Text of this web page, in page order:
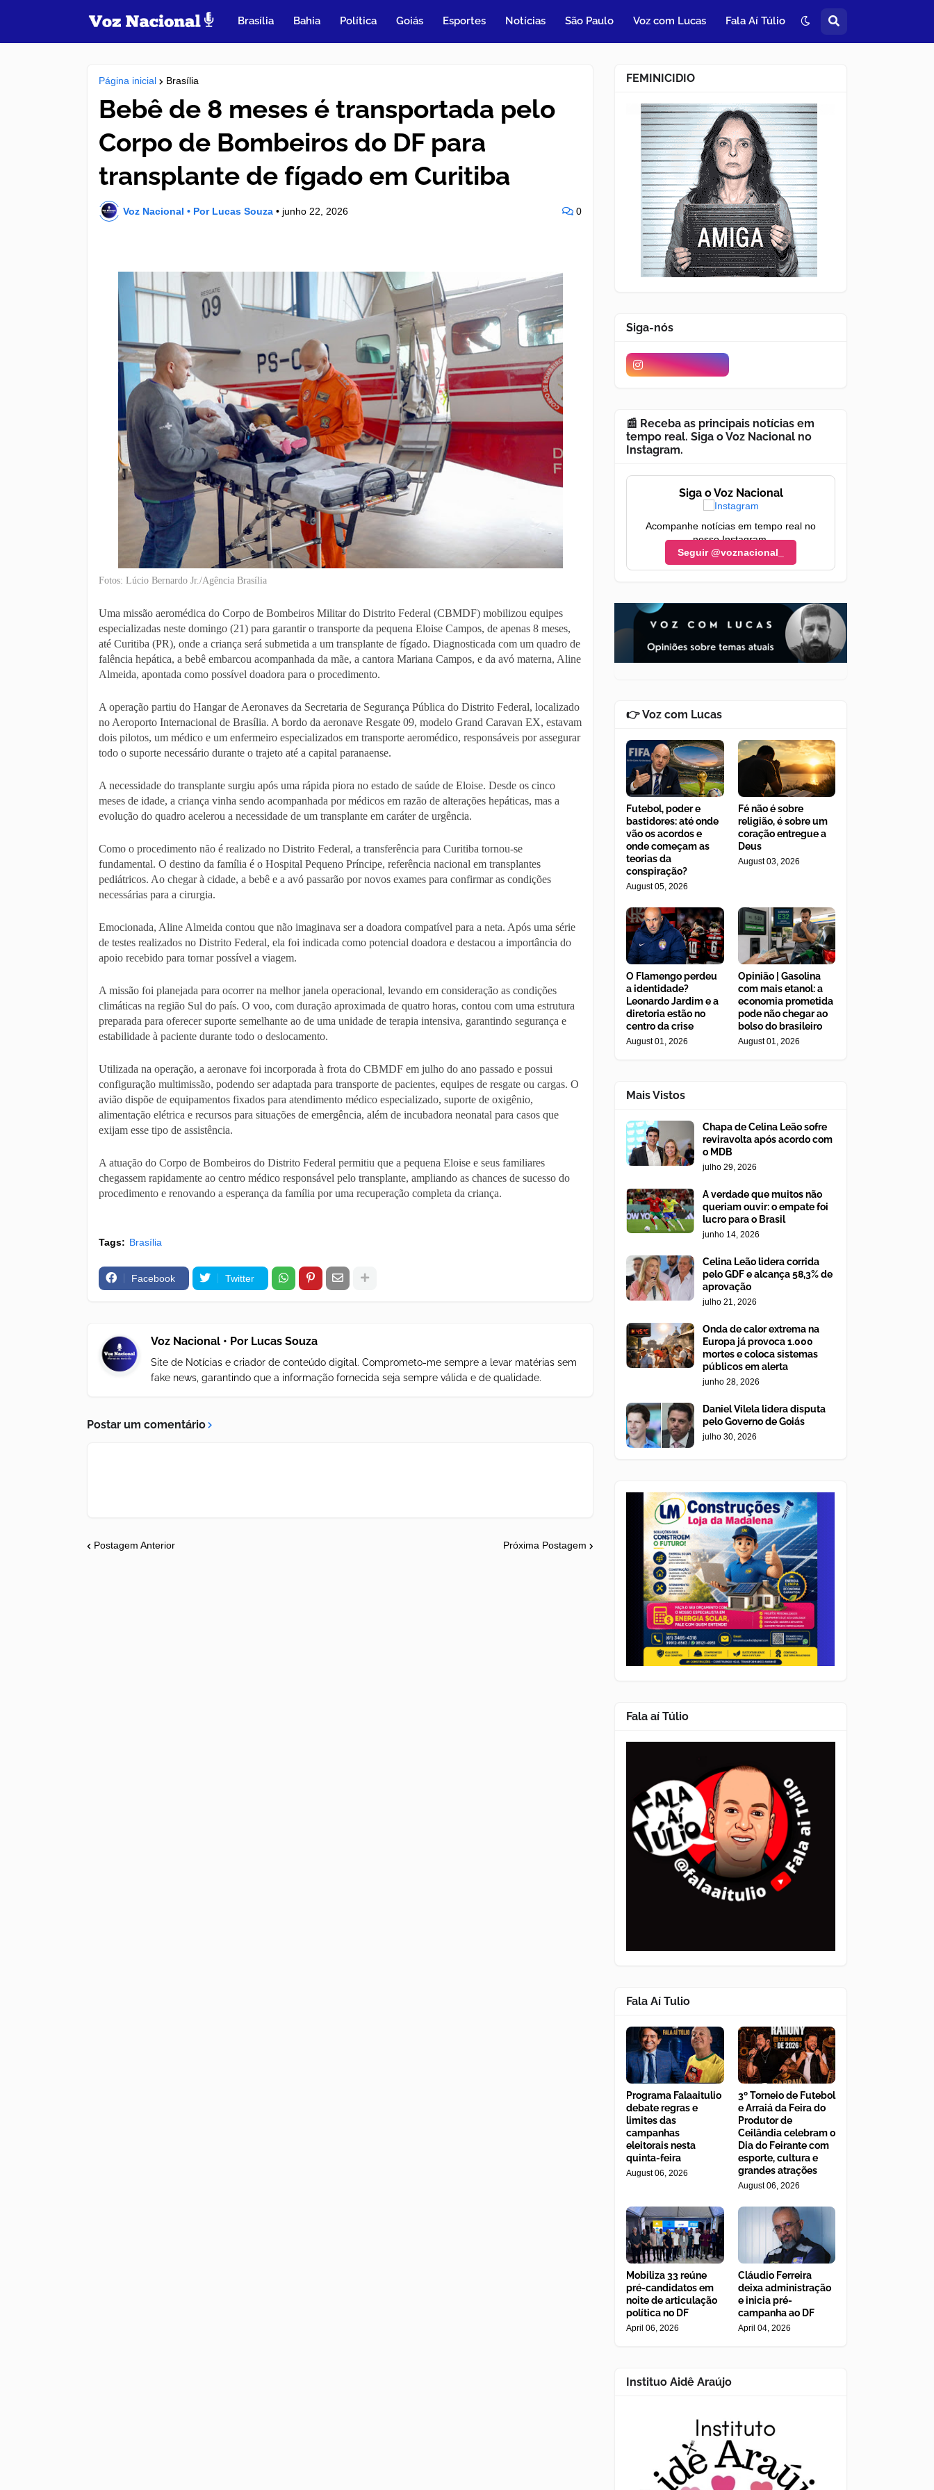
Brasília Bahia Política Goiás Esportes Notícias São Paulo Voz com Lucas Fala Aí Túlio
Página inicial Brasília
Bebê de 8 meses é transportada pelo
Corpo de Bombeiros do DF para
transplante de fígado em Curitiba
Voz Nacional • Por Lucas Souza • junho 22, 2026 0
Fotos: Lúcio Bernardo Jr./Agência Brasília
Uma missão aeromédica do Corpo de Bombeiros Militar do Distrito Federal (CBMDF) mobilizou equipes
especializadas neste domingo (21) para garantir o transporte da pequena Eloise Campos, de apenas 8 meses,
até Curitiba (PR), onde a criança será submetida a um transplante de fígado. Diagnosticada com um quadro de
falência hepática, a bebê embarcou acompanhada da mãe, a cantora Mariana Campos, e da avó materna, Aline
Almeida, apontada como possível doadora para o procedimento.
A operação partiu do Hangar de Aeronaves da Secretaria de Segurança Pública do Distrito Federal, localizado
no Aeroporto Internacional de Brasília. A bordo da aeronave Resgate 09, modelo Grand Caravan EX, estavam
dois pilotos, um médico e um enfermeiro especializados em transporte aeromédico, responsáveis por assegurar
todo o suporte necessário durante o trajeto até a capital paranaense.
A necessidade do transplante surgiu após uma rápida piora no estado de saúde de Eloise. Desde os cinco
meses de idade, a criança vinha sendo acompanhada por médicos em razão de alterações hepáticas, mas a
evolução do quadro acelerou a necessidade de um transplante em caráter de urgência.
Como o procedimento não é realizado no Distrito Federal, a transferência para Curitiba tornou-se
fundamental. O destino da família é o Hospital Pequeno Príncipe, referência nacional em transplantes
pediátricos. Ao chegar à cidade, a bebê e a avó passarão por novos exames para confirmar as condições
necessárias para a cirurgia.
Emocionada, Aline Almeida contou que não imaginava ser a doadora compatível para a neta. Após uma série
de testes realizados no Distrito Federal, ela foi indicada como potencial doadora e destacou a importância do
apoio recebido para tornar possível a viagem.
A missão foi planejada para ocorrer na melhor janela operacional, levando em consideração as condições
climáticas na região Sul do país. O voo, com duração aproximada de quatro horas, contou com uma estrutura
preparada para oferecer suporte semelhante ao de uma unidade de terapia intensiva, garantindo segurança e
estabilidade à paciente durante todo o deslocamento.
Utilizada na operação, a aeronave foi incorporada à frota do CBMDF em julho do ano passado e possui
configuração multimissão, podendo ser adaptada para transporte de pacientes, equipes de resgate ou cargas. O
avião dispõe de equipamentos fixados para atendimento médico especializado, suporte de oxigênio,
alimentação elétrica e recursos para situações de emergência, além de incubadora neonatal para casos que
exijam esse tipo de assistência.
A atuação do Corpo de Bombeiros do Distrito Federal permitiu que a pequena Eloise e seus familiares
chegassem rapidamente ao centro médico responsável pelo transplante, ampliando as chances de sucesso do
procedimento e renovando a esperança da família por uma recuperação completa da criança.
Tags: Brasília
Facebook Twitter
Voz Nacional • Por Lucas Souza
Site de Notícias e criador de conteúdo digital. Comprometo-me sempre a levar matérias sem
fake news, garantindo que a informação fornecida seja sempre válida e de qualidade.
Postar um comentário
Postagem Anterior Próxima Postagem
FEMINICIDIO
Siga-nós
📰 Receba as principais notícias em
tempo real. Siga o Voz Nacional no
Instagram.
Siga o Voz Nacional
Acompanhe notícias em tempo real no
nosso Instagram.
Seguir @voznacional_
👉 Voz com Lucas
Futebol, poder e
bastidores: até onde
vão os acordos e
onde começam as
teorias da
conspiração?
August 05, 2026
Fé não é sobre
religião, é sobre um
coração entregue a
Deus
August 03, 2026
O Flamengo perdeu
a identidade?
Leonardo Jardim e a
diretoria estão no
centro da crise
August 01, 2026
Opinião | Gasolina
com mais etanol: a
economia prometida
pode não chegar ao
bolso do brasileiro
August 01, 2026
Mais Vistos
Chapa de Celina Leão sofre
reviravolta após acordo com
o MDB
julho 29, 2026
A verdade que muitos não
queriam ouvir: o empate foi
lucro para o Brasil
junho 14, 2026
Celina Leão lidera corrida
pelo GDF e alcança 58,3% de
aprovação
julho 21, 2026
Onda de calor extrema na
Europa já provoca 1.000
mortes e coloca sistemas
públicos em alerta
junho 28, 2026
Daniel Vilela lidera disputa
pelo Governo de Goiás
julho 30, 2026
Fala aí Túlio
Fala Aí Tulio
Programa Falaaitulio
debate regras e
limites das
campanhas
eleitorais nesta
quinta-feira
August 06, 2026
3º Torneio de Futebol
e Arraiá da Feira do
Produtor de
Ceilândia celebram o
Dia do Feirante com
esporte, cultura e
grandes atrações
August 06, 2026
Mobiliza 33 reúne
pré-candidatos em
noite de articulação
política no DF
April 06, 2026
Cláudio Ferreira
deixa administração
e inicia pré-
campanha ao DF
April 04, 2026
Instituo Aidê Araújo